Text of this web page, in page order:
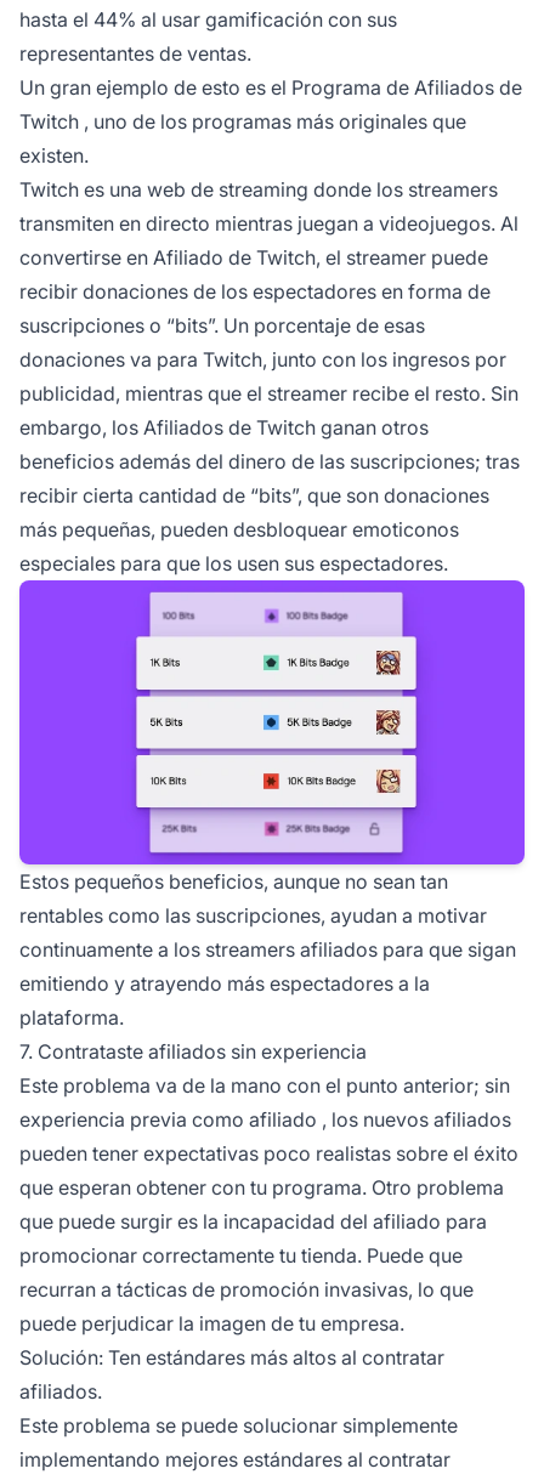
hasta el 44% al usar gamificación con sus
representantes de ventas.
Un gran ejemplo de esto es el Programa de Afiliados de
Twitch , uno de los programas más originales que
existen.
Twitch es una web de streaming donde los streamers
transmiten en directo mientras juegan a videojuegos. Al
convertirse en Afiliado de Twitch, el streamer puede
recibir donaciones de los espectadores en forma de
suscripciones o “bits”. Un porcentaje de esas
donaciones va para Twitch, junto con los ingresos por
publicidad, mientras que el streamer recibe el resto. Sin
embargo, los Afiliados de Twitch ganan otros
beneficios además del dinero de las suscripciones; tras
recibir cierta cantidad de “bits”, que son donaciones
más pequeñas, pueden desbloquear emoticonos
especiales para que los usen sus espectadores.
Estos pequeños beneficios, aunque no sean tan
rentables como las suscripciones, ayudan a motivar
continuamente a los streamers afiliados para que sigan
emitiendo y atrayendo más espectadores a la
plataforma.
7. Contrataste afiliados sin experiencia
Este problema va de la mano con el punto anterior; sin
experiencia previa como afiliado , los nuevos afiliados
pueden tener expectativas poco realistas sobre el éxito
que esperan obtener con tu programa. Otro problema
que puede surgir es la incapacidad del afiliado para
promocionar correctamente tu tienda. Puede que
recurran a tácticas de promoción invasivas, lo que
puede perjudicar la imagen de tu empresa.
Solución: Ten estándares más altos al contratar
afiliados.
Este problema se puede solucionar simplemente
implementando mejores estándares al contratar